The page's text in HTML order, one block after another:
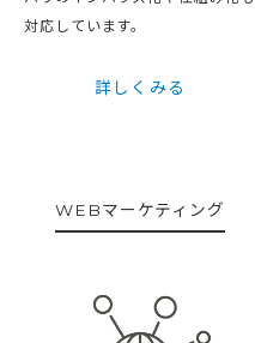
対応しています。
詳しくみる
WEBマーケティング